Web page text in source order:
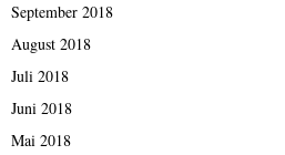
September 2018
August 2018
Juli 2018
Juni 2018
Mai 2018